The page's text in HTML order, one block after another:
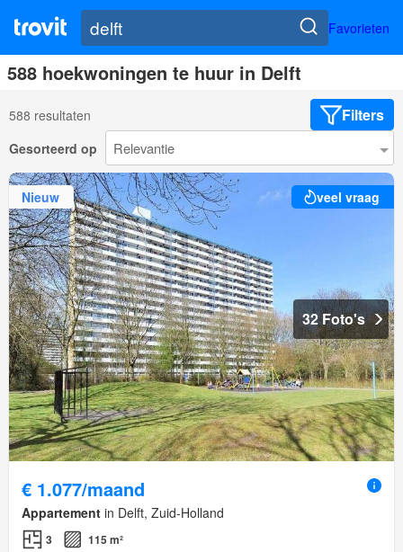
Favorieten
588 hoekwoningen te huur in Delft
588 resultaten Filters
Gesorteerd op
Nieuw veel vraag
32 Foto's
€ 1.077/maand
Appartement in Delft, Zuid-Holland
3 115 m²